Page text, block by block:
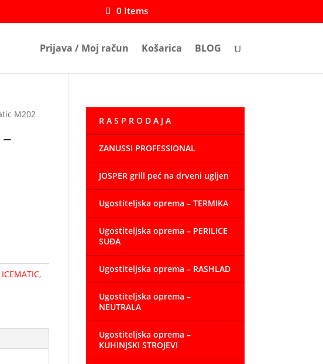
0 Items
Prijava / Moj račun Košarica BLOG
M202
,
R A S P R O D A J A
ZANUSSI PROFESSIONAL
JOSPER grill peć na drveni ugljen
Ugostiteljska oprema – TERMIKA
Ugostiteljska oprema – PERILICE
SUĐA
Ugostiteljska oprema – RASHLAD
Ugostiteljska oprema –
NEUTRALA
Ugostiteljska oprema –
KUHINJSKI STROJEVI